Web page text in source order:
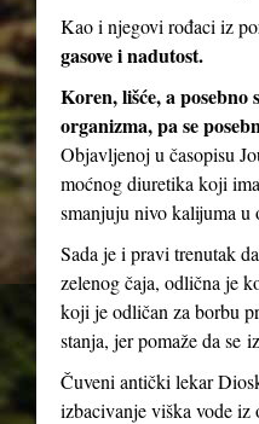
Kao i njegovi rođaci iz
gasove i nadutost.
Koren, lišće, a posebno
organizma, pa se
Objavljenoj u časopisu
moćnog diuretika koji
smanjuju nivo kalijuma u
Sada je i pravi trenutak
zelenog čaja, odlična je
koji je odličan za borbu
stanja, jer pomaže da se
Čuveni antički lekar
izbacivanje viška vode iz